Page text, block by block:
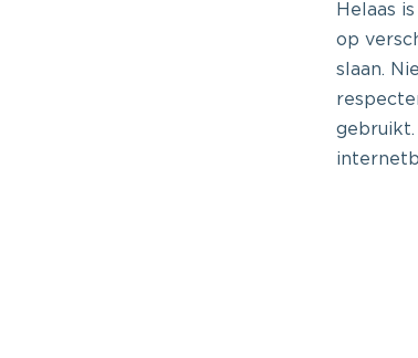
Helaas
op
slaan.
gebruikt.